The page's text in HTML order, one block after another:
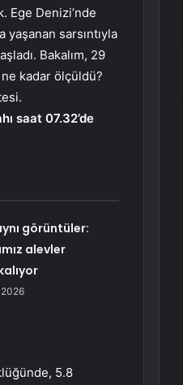
Ege Denizi’nde
sarsıntıyla
Bakalım, 29
kadar ölçüldü?
saat 07.32’de
görüntüler:
alevler
5.8